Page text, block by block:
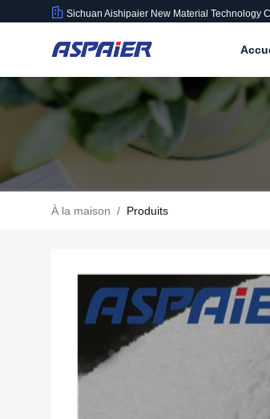
Sichuan Aishipaier New Material Technology
À la maison / Produits